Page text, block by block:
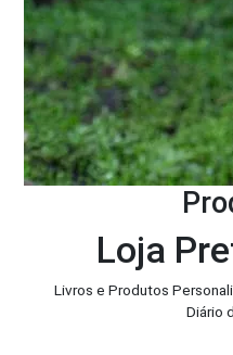
Loja
Livros e Produtos
Diário